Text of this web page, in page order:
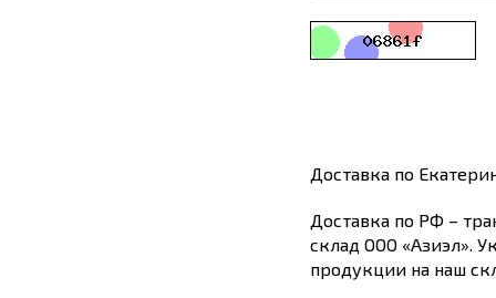
Доставка по
Доставка по РФ –
склад ООО «Азиэл».
продукции на наш